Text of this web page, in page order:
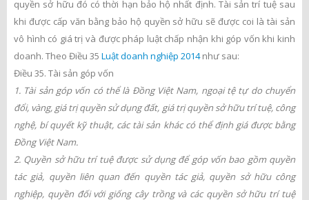
quyền sở hữu đó có thời hạn bảo hộ nhất định. Tài sản trí tuệ sau
khi được cấp văn bằng bảo hộ quyền sở hữu sẽ được coi là tài sản
vô hình có giá trị và được pháp luật chấp nhận khi góp vốn khi kinh
doanh. Theo Điều 35 Luật doanh nghiệp 2014như sau:
Điều 35. Tài sản góp vốn
1. Tài sản góp vốn có thể là Đồng Việt Nam, ngoại tệ tự do chuyển
đổi, vàng, giá trị quyền sử dụng đất, giá trị quyền sở hữu trí tuệ, công
nghệ, bí quyết kỹ thuật, các tài sản khác có thể định giá được bằng
Đồng Việt Nam.
2. Quyền sở hữu trí tuệ được sử dụng để góp vốn bao gồm quyền
tác giả, quyền liên quan đến quyền tác giả, quyền sở hữu công
nghiệp, quyền đối với giống cây trồng và các quyền sở hữu trí tuệ